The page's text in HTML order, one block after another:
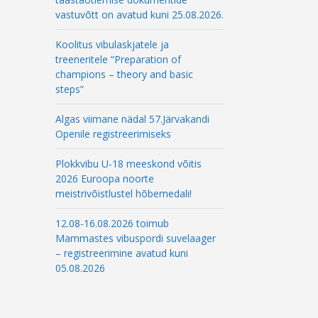
lvastuvõtt on avatud kuni 25.08.2026.
Koolitus vibulaskjatele ja
treeneritele “Preparation of
champions – theory and basic
steps”
Algas viimane nädal 57.Järvakandi
Openile registreerimiseks
Plokkvibu U-18 meeskond võitis
2026 Euroopa noorte
meistrivõistlustel hõbemedali!
12.08-16.08.2026 toimub
Mammastes vibuspordi suvelaager
– registreerimine avatud kuni
05.08.2026